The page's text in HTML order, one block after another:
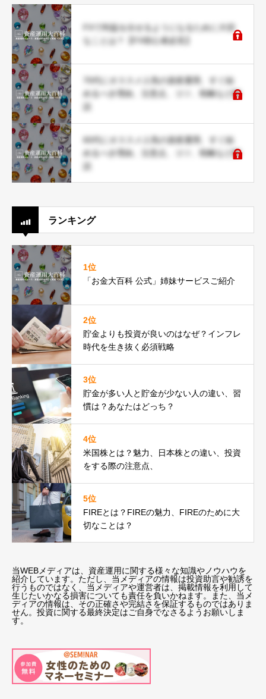
FXで利益を出せるようになるために大切
なことは？【FX初心者必見】
70代にオススメ人気の資産運用、すぐ始
めるべき理由、注意点、コツ、戦略など解
60代にオススメ人気の資産運用、すぐ始
めるべき理由、注意点、コツ、戦略など解
ランキング
1位
「お金大百科 公式」姉妹サービスご紹介
2位
貯金よりも投資が良いのはなぜ？インフレ
時代を生き抜く必須戦略
3位
貯金が多い人と貯金が少ない人の違い、習
慣は？あなたはどっち？
4位
米国株とは？魅力、日本株との違い、投資
をする際の注意点、
5位
FIREとは？FIREの魅力、FIREのために大
切なことは？
当WEBメディアは、資産運用に関する様々な知識やノウハウを
紹介しています。ただし、当メディアの情報は投資助言や勧誘を
行うものではなく、当メディアや運営者は、掲載情報を利用して
生じたいかなる損害についても責任を負いかねます。また、当メ
ディアの情報は、その正確さや完結さを保証するものではありま
せん。投資に関する最終決定はご自身でなさるようお願いしま
す。